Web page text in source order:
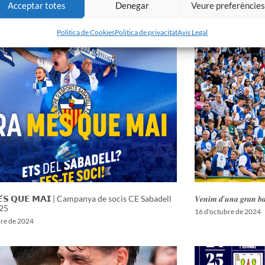
Acceptar totes Denegar Veure preferències
Politica de CookiesPolitica de privacitatAvis Legal
Sabadell 2025/2026
de 2025
nou entrenador del
𝗠𝗔𝗜 | Campanya de socis CE Sabadell
de 2024
𝑽𝒆𝒏𝒊𝒎 𝒅’𝒖𝒏𝒂 𝒈𝒓𝒂𝒏
16 d'octubre de 2024